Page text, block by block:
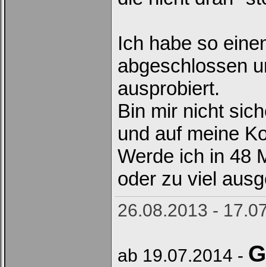
Ich habe so
abgeschlossen
ausprobiert.
Bin mir nicht
und auf meine
Werde ich in 48
oder zu viel
26.08.2013 -
ab 19.07.2014 -